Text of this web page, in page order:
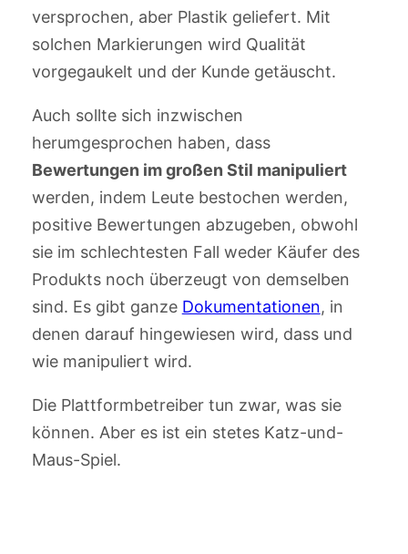
versprochen, aber Plastik geliefert. Mit
solchen Markierungen wird Qualität
vorgegaukelt und der Kunde getäuscht.
Auch sollte sich inzwischen
herumgesprochen haben, dass
Bewertungen im großen Stil manipuliert
werden, indem Leute bestochen werden,
positive Bewertungen abzugeben, obwohl
sie im schlechtesten Fall weder Käufer des
Produkts noch überzeugt von demselben
sind. Es gibt ganze Dokumentationen, in
denen darauf hingewiesen wird, dass und
wie manipuliert wird.
Die Plattformbetreiber tun zwar, was sie
können. Aber es ist ein stetes Katz-und-
Maus-Spiel.